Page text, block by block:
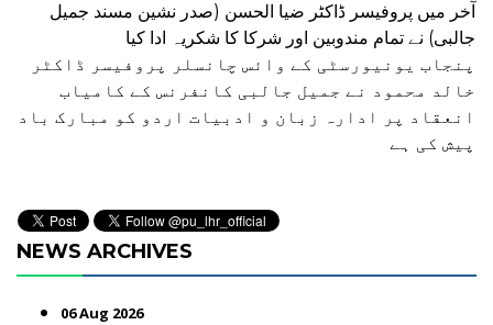
آخر میں پروفیسر ڈاکٹر ضیا الحسن (صدر نشین مسند جمیل
جالبی) نے تمام مندوبین اور شرکا کا شکریہ ادا کیا
پنجاب یونیورسٹی کے وائس چانسلر پروفیسر ڈاکٹر
خالد محمود نے جمیل جالبی کانفرنس کے کامیاب
انعقاد پر ادارہ زبان و ادبیات اردو کو مبارک باد
پیش کی ہے
NEWS ARCHIVES
06 Aug 2026